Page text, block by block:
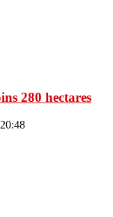
280 hectares